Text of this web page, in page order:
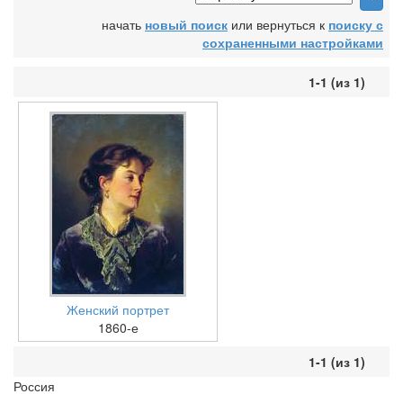
начать новый поиск или вернуться к поиску с
сохраненными настройками
1-1 (из 1)
Женский портрет
1860-е
1-1 (из 1)
Россия